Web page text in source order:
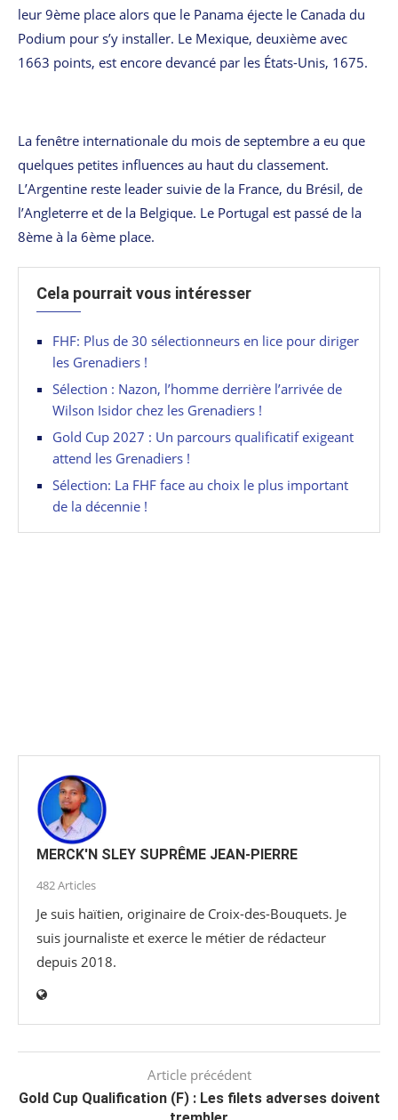
leur 9ème place alors que le Panama éjecte le Canada du
Podium pour s’y installer. Le Mexique, deuxième avec
1663 points, est encore devancé par les États-Unis, 1675.
La fenêtre internationale du mois de septembre a eu que
quelques petites influences au haut du classement.
L’Argentine reste leader suivie de la France, du Brésil, de
l’Angleterre et de la Belgique. Le Portugal est passé de la
8ème à la 6ème place.
Cela pourrait vous intéresser
FHF: Plus de 30 sélectionneurs en lice pour diriger
les Grenadiers !
Sélection : Nazon, l’homme derrière l’arrivée de
Wilson Isidor chez les Grenadiers !
Gold Cup 2027 : Un parcours qualificatif exigeant
attend les Grenadiers !
Sélection: La FHF face au choix le plus important
de la décennie !
MERCK'N SLEY SUPRÊME JEAN-PIERRE
482 Articles
Je suis haïtien, originaire de Croix-des-Bouquets. Je
suis journaliste et exerce le métier de rédacteur
depuis 2018.
Article précédent
Gold Cup Qualification (F) : Les filets adverses doivent